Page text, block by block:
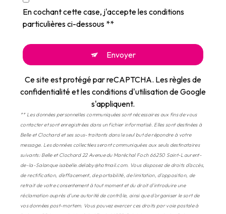
En cochant cette case, j'accepte les conditions
particulières ci-dessous **
Envoyer
Ce site est protégé par reCAPTCHA. Lesrègles de
confidentialitéet lesconditions d'utilisationde Google
s'appliquent.
** Les données personnelles communiquées sont nécessaires aux fins de vous
contacter et sont enregistrées dans un fichier informatisé. Elles sont destinées à
Belle et Clochard et ses sous-traitants dans le seul but de répondre à votre
message. Les données collectées seront communiquées aux seuls destinataires
suivants: Belle et Clochard 22 Avenue du Maréchal Foch 66250 Saint-Laurent-
de-la-Salanque isabelle.delaby@hotmail.com. Vous disposez de droits d’accès,
de rectification, d’effacement, de portabilité, de limitation, d’opposition, de
retrait de votre consentement à tout moment et du droit d’introduire une
réclamation auprès d’une autorité de contrôle, ainsi que d’organiser le sort de
vos données post-mortem. Vous pouvez exercer ces droits par voie postale à